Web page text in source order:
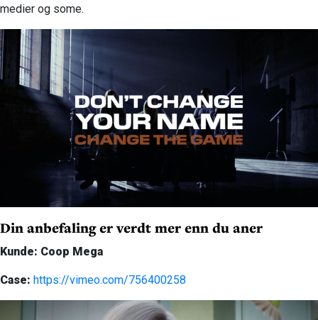
medier og some.
Din anbefaling er verdt mer enn du aner
Kunde: Coop Mega
Case: https://vimeo.com/756400258